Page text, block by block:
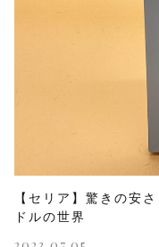
【セリア】驚きの安
ドルの世界